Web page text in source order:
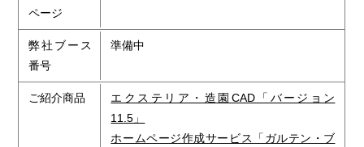
ページ
弊社ブース
番号
準備中
ご紹介商品
エクステリア・造園CAD「バージョン
11.5」
ホームページ作成サービス「ガルテン・ブ